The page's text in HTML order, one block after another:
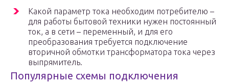
Какой параметр тока необходим потребителю –
для работы бытовой техники нужен постоянный
ток, а в сети – переменный, и для его
преобразования требуется подключение
вторичной обмотки трансформатора тока через
выпрямитель.
Популярные схемы подключения